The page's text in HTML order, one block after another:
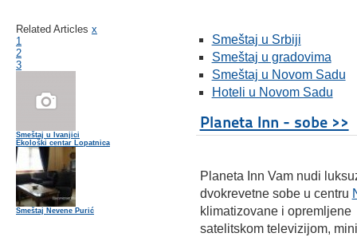
Related Articles x
1
2
3
Smeštaj u Ivanjici
Ekološki centar Lopatnica
Smeštaj Nevene Purić
Smeštaj u Srbiji
Smeštaj u gradovima
Smeštaj u Novom Sadu
Hoteli u Novom Sadu
Planeta Inn - sobe >>
Planeta Inn Vam nudi
dvokrevetne sobe u centru
klimatizovane i
satelitskom televizijom,